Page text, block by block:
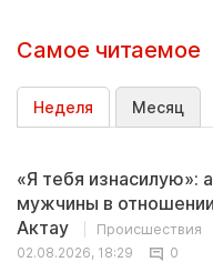
Самое читаемое
Неделя Месяц
«Я тебя изнасилую»:
мужчины в
Актау
Происшествия
02.08.2026, 18:29
0